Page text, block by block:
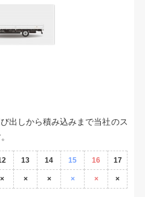
出しから積み込みまで当社のス
13 14 15 16 17
× × × × × ×